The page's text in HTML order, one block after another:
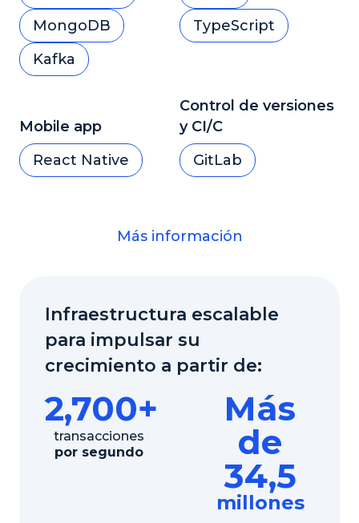
MongoDB
Kafka
TypeScript
Mobile app
React Native
Control de versiones
y CI/C
GitLab
Más información
Infraestructura escalable
para impulsar su
crecimiento a partir de:
2,700+
transacciones
por segundo
Más
de
34,5
millones